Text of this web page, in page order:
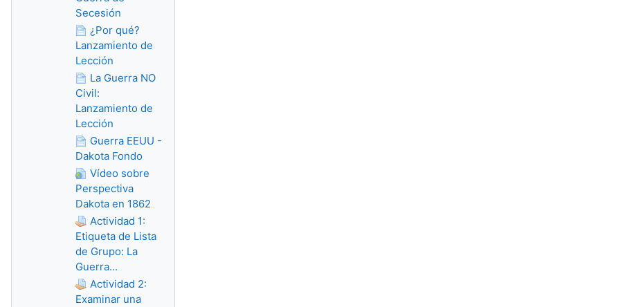
Secesión
¿Por qué?
Lanzamiento de
Lección
La Guerra NO
Civil:
Lanzamiento de
Lección
Guerra EEUU -
Dakota Fondo
Vídeo sobre
Perspectiva
Dakota en 1862
Actividad 1:
Etiqueta de Lista
de Grupo: La
Guerra...
Actividad 2:
Examinar una